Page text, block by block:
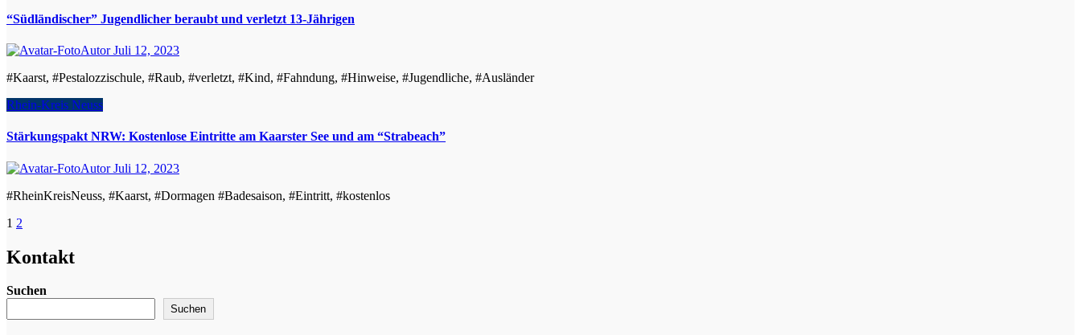
“Südländischer” Jugendlicher beraubt und verletzt 13-Jährigen
AutorJuli 12, 2023
#Kaarst, #Pestalozzischule, #Raub, #verletzt, #Kind, #Fahndung, #Hinweise, #Jugendliche, #Ausländer
Rhein-Kreis Neuss
Stärkungspakt NRW: Kostenlose Eintritte am Kaarster See und am “Strabeach”
AutorJuli 12, 2023
#RheinKreisNeuss, #Kaarst, #Dormagen #Badesaison, #Eintritt, #kostenlos
Seitennummerierung
der
Beiträge
1 2
Kontakt
Suchen
Suchen